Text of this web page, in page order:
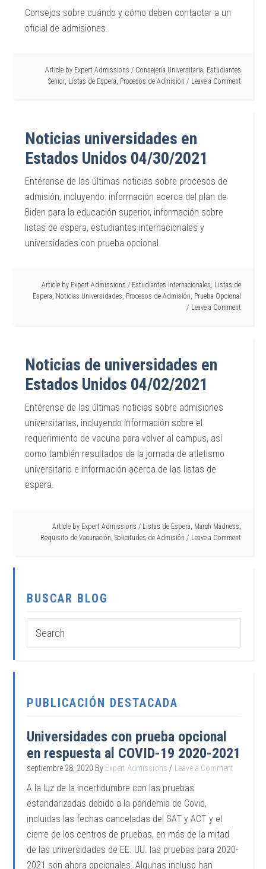
Consejos sobre cuándo y cómo deben contactar a un
oficial de admisiones.
Article by Expert Admissions / Consejería Universitaria, Estudiantes
Senior, Listas de Espera, Procesos de Admisión Leave a Comment
Noticias universidades en
Estados Unidos 04/30/2021
Entérense de las últimas noticias sobre procesos de
admisión, incluyendo: información acerca del plan de
Biden para la educación superior, información sobre
listas de espera, estudiantes internacionales y
universidades con prueba opcional.
Article by Expert Admissions / Estudiantes Internacionales, Listas de
Espera, Noticias Universidades, Procesos de Admisión, Prueba Opcional
Leave a Comment
Noticias de universidades en
Estados Unidos 04/02/2021
Entérense de las últimas noticias sobre admisiones
universitarias, incluyendo información sobre el
requerimiento de vacuna para volver al campus, así
como también resultados de la jornada de atletismo
universitario e información acerca de las listas de
espera.
Article by Expert Admissions / Listas de Espera, March Madness,
Requisito de Vacunación, Solicitudes de Admisión Leave a Comment
BUSCAR BLOG
PUBLICACIÓN DESTACADA
Universidades con prueba opcional
en respuesta al COVID-19 2020-2021
septiembre 28, 2020 By Expert Admissions Leave a Comment
A la luz de la incertidumbre con las pruebas
estandarizadas debido a la pandemia de Covid,
incluidas las fechas canceladas del SAT y ACT y el
cierre de los centros de pruebas, en más de la mitad
de las universidades de EE. UU. las pruebas para 2020-
2021 son ahora opcionales. Algunas incluso han